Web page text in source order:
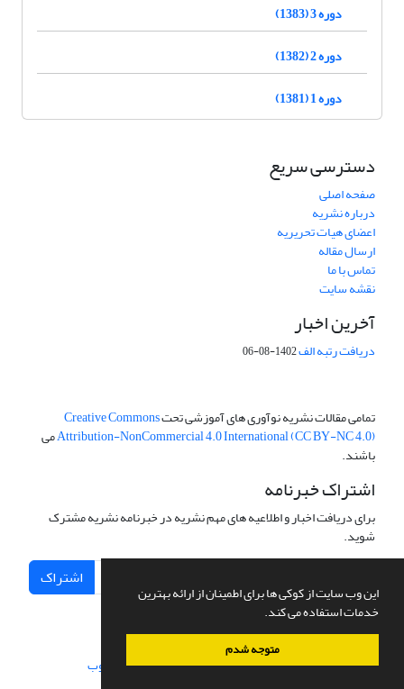
این وب سایت از کوکی ها برای اطمینان از ارائه بهترین
خدمات استفاده می کند.
متوجه شدم
دوره 3 (1383)
دوره 2 (1382)
دوره 1 (1381)
دسترسی سریع
صفحه اصلی
درباره نشریه
اعضای هیات تحریریه
ارسال مقاله
تماس با ما
نقشه سایت
آخرین اخبار
دریافت رتبه الف1402-08-06
تمامی مقالات نشریه نوآوری های آموزشی تحتCreative Commons
Attribution-NonCommercial 4.0 International (CC BY-NC 4.0)می
باشند.
اشتراک خبرنامه
برای دریافت اخبار و اطلاعیه های مهم نشریه در خبرنامه نشریه مشترک
شوید.
اشتراک
سامانه مدیریت نشریات علمی.طراحی و پیاده سازی از سیناوب